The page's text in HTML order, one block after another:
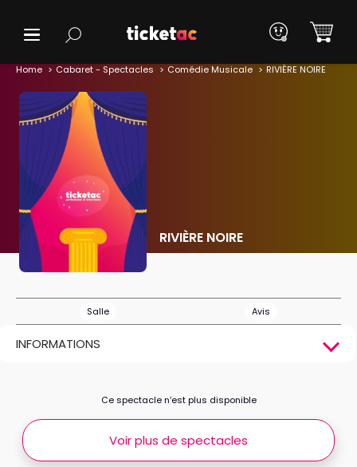
Home Cabaret - Spectacles Comédie Musicale RIVIÈRE NOIRE
RIVIÈRE NOIRE
Salle Avis
INFORMATIONS
Ce spectacle n’est plus disponible
Voir plus de spectacles